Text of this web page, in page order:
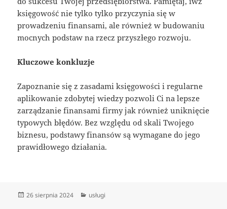
księgowość nie tylko tylko przyczynia się w
prowadzeniu finansami, ale również w budowaniu
mocnych podstaw na rzecz przyszłego rozwoju.
Kluczowe konkluzje
Zapoznanie się z zasadami księgowości i regularne
aplikowanie zdobytej wiedzy pozwoli Ci na lepsze
zarządzanie finansami firmy jak również uniknięcie
typowych błędów. Bez względu od skali Twojego
biznesu, podstawy finansów są wymagane do jego
prawidłowego działania.
Data
26 sierpnia 2024 Kategorie
usługi